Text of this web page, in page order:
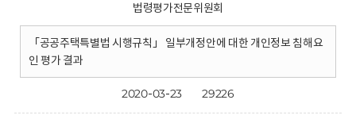
법령평가전문위원회
「공공주택특별법 시행규칙」 일부개정안에 대한 개인정보 침해요
인 평가 결과
2020-03-23 29226